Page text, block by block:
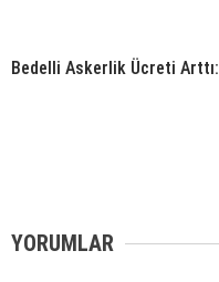
Bedelli Askerlik Ücreti
YORUMLAR